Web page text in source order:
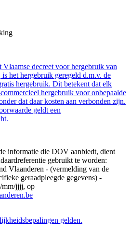
decreet voor hergebruik van
het hergebruik geregeld d.m.v. de
hergebruik. Dit betekent dat elk
hergebruik voor onbepaalde
dat daar kosten aan verbonden zijn.
geldt een
informatie die DOV aanbiedt, dient
gebruikt te worden:
Vlaanderen - (vermelding van de
geraadpleegde gegevens) -
mm/jjjj, op
gelden.